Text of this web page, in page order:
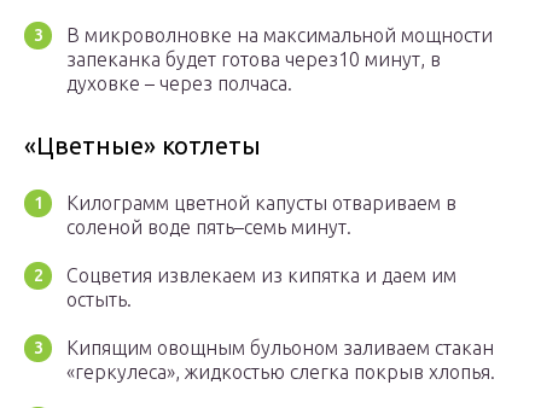
В микроволновке на максимальной мощности
запеканка будет готова через10 минут, в
духовке – через полчаса.
«Цветные» котлеты
Килограмм цветной капусты отвариваем в
соленой воде пять–семь минут.
Соцветия извлекаем из кипятка и даем им
остыть.
Кипящим овощным бульоном заливаем стакан
«геркулеса», жидкостью слегка покрыв хлопья.